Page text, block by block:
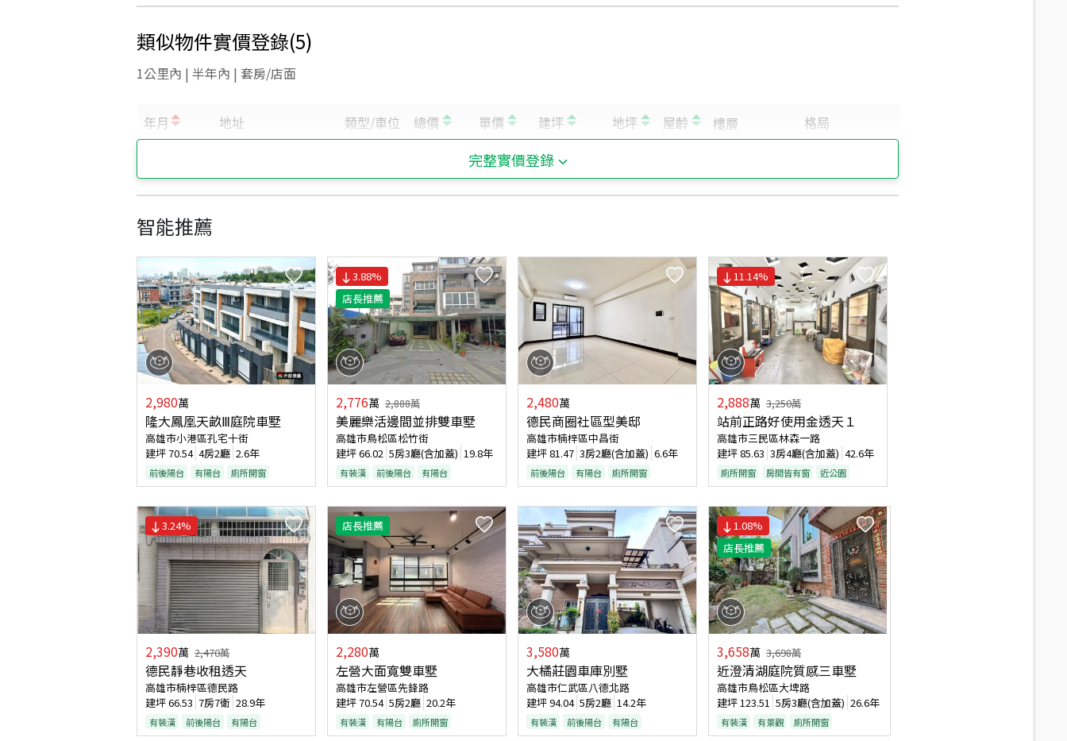
類似物件實價登錄(5)
1公里內 | 半年內 | 套房/店面
完整實價登錄
智能推薦
2,980萬
隆大鳳凰天畝Ⅲ庭院車墅
高雄市小港區孔宅十街
建坪70.54 4房2廳 2.6年
前後陽台 有陽台 廁所開窗
3.88%
店長推薦
2,776萬 2,888萬
美麗樂活邊間並排雙車墅
高雄市鳥松區松竹街
建坪66.02 5房3廳(含加蓋) 19.8年
有裝潢 前後陽台 有陽台
2,480萬
德民商圈社區型美邸
高雄市楠梓區中昌街
建坪81.47 3房2廳(含加蓋) 6.6年
前後陽台 有陽台 廁所開窗
11.14%
2,888萬 3,250萬
站前正路好使用金透天１
高雄市三民區林森一路
建坪85.63 3房4廳(含加蓋) 42.6年
廁所開窗 房間皆有窗 近公園
3.24%
2,390萬 2,470萬
德民靜巷收租透天
高雄市楠梓區德民路
建坪66.53 7房7衛 28.9年
有裝潢 前後陽台 有陽台
店長推薦
2,280萬
左營大面寬雙車墅
高雄市左營區先鋒路
建坪70.54 5房2廳 20.2年
有裝潢 有陽台 廁所開窗
3,580萬
大橘莊園車庫別墅
高雄市仁武區八德北路
建坪94.04 5房2廳 14.2年
有裝潢 前後陽台 有陽台
1.08%
店長推薦
3,658萬 3,698萬
近澄清湖庭院質感三車墅
高雄市鳥松區大埤路
建坪123.51 5房3廳(含加蓋) 26.6年
有裝潢 有景觀 廁所開窗